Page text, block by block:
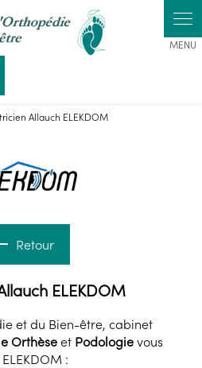
Allauch ELEKDOM
Retour
ELEKDOM
et du Bien-être, cabinet
Orthèseet Podologievous
: